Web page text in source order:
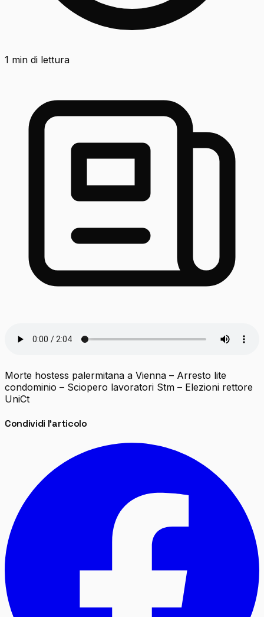
1 min di lettura
Morte hostess palermitana a Vienna – Arresto lite
condominio – Sciopero lavoratori Stm – Elezioni rettore
UniCt
Condividi l'articolo